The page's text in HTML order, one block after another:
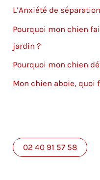
L’Anxiété de séparation
Pourquoi mon chien
jardin ?
Pourquoi mon chien
Mon chien aboie, quoi
02 40 91 57 58